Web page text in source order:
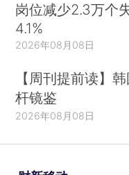
岗位减少2.3万个
4.1%
2026年08月08日
【周刊提前读】
杆镜鉴
2026年08月08日